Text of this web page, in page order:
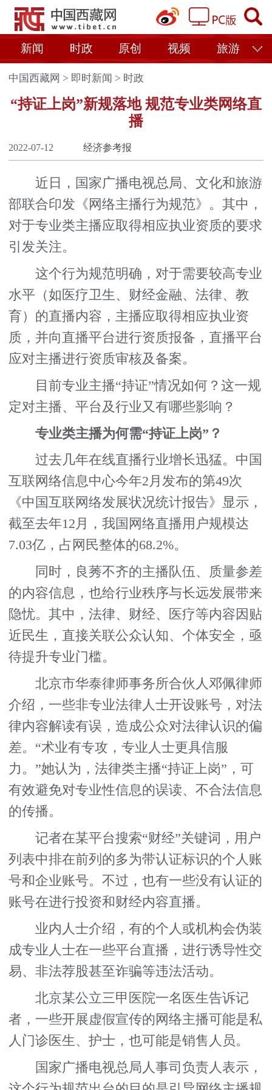
新闻 时政 原创 视频 旅游
中国西藏网 > 即时新闻 > 时政
“持证上岗”新规落地 规范专业类网络直
播
2022-07-12 经济参考报
近日，国家广播电视总局、文化和旅游
部联合印发《网络主播行为规范》。其中，
对于专业类主播应取得相应执业资质的要求
引发关注。
这个行为规范明确，对于需要较高专业
水平（如医疗卫生、财经金融、法律、教
育）的直播内容，主播应取得相应执业资
质，并向直播平台进行资质报备，直播平台
应对主播进行资质审核及备案。
目前专业主播“持证”情况如何？这一规
定对主播、平台及行业又有哪些影响？
专业类主播为何需“持证上岗”？
过去几年在线直播行业增长迅猛。中国
互联网络信息中心今年2月发布的第49次
《中国互联网络发展状况统计报告》显示，
截至去年12月，我国网络直播用户规模达
7.03亿，占网民整体的68.2%。
同时，良莠不齐的主播队伍、质量参差
的内容信息，也给行业秩序与长远发展带来
隐忧。其中，法律、财经、医疗等内容因贴
近民生，直接关联公众认知、个体安全，亟
待提升专业门槛。
北京市华泰律师事务所合伙人邓佩律师
介绍，一些非专业法律人士开设账号，对法
律内容解读有误，造成公众对法律认识的偏
差。“术业有专攻，专业人士更具信服
力。”她认为，法律类主播“持证上岗”，可
有效避免对专业性信息的误读、不合法信息
的传播。
记者在某平台搜索“财经”关键词，用户
列表中排在前列的多为带认证标识的个人账
号和企业账号。不过，也有一些没有认证的
账号在进行投资和财经内容直播。
业内人士介绍，有的个人或机构会伪装
成专业人士在一些平台直播，进行诱导性交
易、非法荐股甚至诈骗等违法活动。
北京某公立三甲医院一名医生告诉记
者，一些开展虚假宣传的网络主播可能是私
人门诊医生、护士，也可能是销售人员。
国家广播电视总局人事司负责人表示，